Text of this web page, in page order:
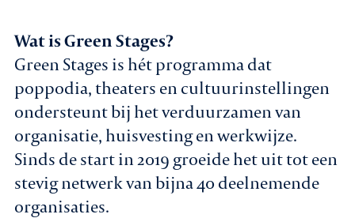
Wat is Green Stages?
Green Stages is hét programma dat
poppodia, theaters en cultuurinstellingen
ondersteunt bij het verduurzamen van
organisatie, huisvesting en werkwijze.
Sinds de start in 2019 groeide het uit tot een
stevig netwerk van bijna 40 deelnemende
organisaties.